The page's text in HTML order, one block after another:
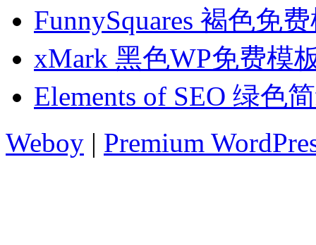
FunnySquares 褐色免
xMark 黑色WP免费模
Elements of SEO 绿色
Weboy | Premium